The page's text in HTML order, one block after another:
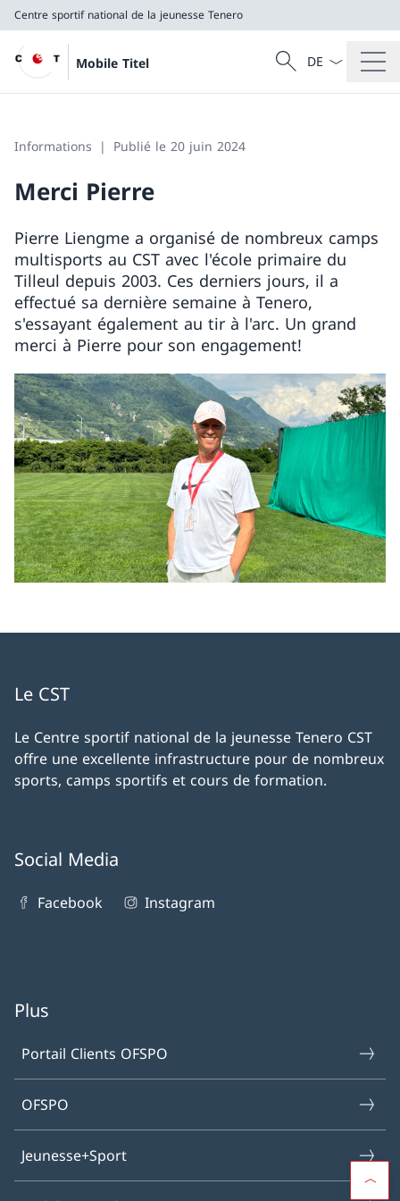
Centre sportif national de la jeunesse Tenero
Mobile Titel
Recherche
Recherche
La langue
Informations Publié le 20 juin 2024
Merci Pierre
Pierre Liengme a organisé de nombreux camps
multisports au CST avec l'école primaire du
Tilleul depuis 2003. Ces derniers jours, il a
effectué sa dernière semaine à Tenero,
s'essayant également au tir à l'arc. Un grand
merci à Pierre pour son engagement!
Le CST
Le Centre sportif national de la jeunesse Tenero CST
offre une excellente infrastructure pour de nombreux
sports, camps sportifs et cours de formation.
Social Media
Facebook Instagram
Plus
Portail Clients OFSPO
OFSPO
Jeunesse+Sport